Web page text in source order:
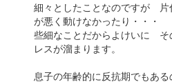
細々としたことなのですが 片
が悪く動けなかったり・・・
些細なことだからよけいに そ
レスが溜まります。
息子の年齢的に反抗期でもあ